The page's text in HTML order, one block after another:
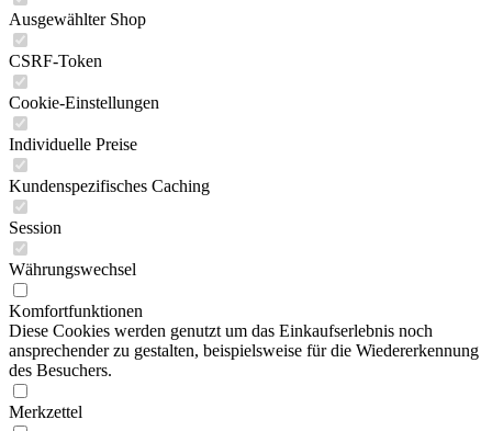
Ausgewählter Shop
CSRF-Token
Cookie-Einstellungen
Individuelle Preise
Kundenspezifisches Caching
Session
Währungswechsel
Komfortfunktionen
Diese Cookies werden genutzt um das Einkaufserlebnis noch
ansprechender zu gestalten, beispielsweise für die Wiedererkennung
des Besuchers.
Merkzettel